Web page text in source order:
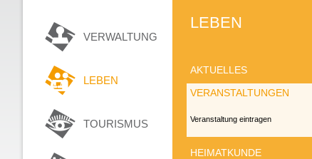
VERWALTUNG
LEBEN
TOURISMUS
LEBEN
AKTUELLES
VERANSTALTUNGEN
Veranstaltung eintragen
HEIMATKUNDE